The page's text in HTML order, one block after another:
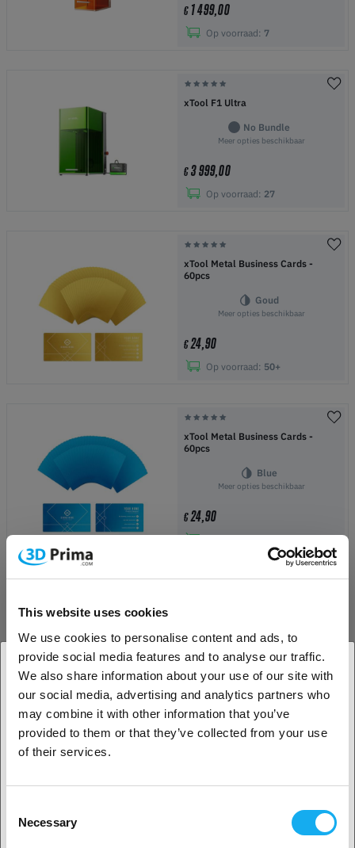
This website uses cookies
We use cookies to personalise content and ads, to
provide social media features and to analyse our traffic.
We also share information about your use of our site with
our social media, advertising and analytics partners who
may combine it with other information that you’ve
provided to them or that they’ve collected from your use
of their services.
Selection
Necessary
€1 499,00
Op voorraad: 7
xTool F1 Ultra
No Bundle
Meer opties beschikbaar
€3 999,00
Op voorraad: 27
xTool Metal Business Cards -
60pcs
Goud
Meer opties beschikbaar
€24,90
Op voorraad: 50+
xTool Metal Business Cards -
60pcs
Blue
Meer opties beschikbaar
€24,90
€439,00
Op voorraad:22
-15%
169,00
1. Ben je een zakelijke of een particuliere klant?
Zakelijke klant
Particuliere klant